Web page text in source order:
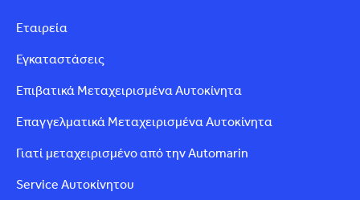
Εταιρεία
Εγκαταστάσεις
Επιβατικά Μεταχειρισμένα Αυτοκίνητα
Επαγγελματικά Μεταχειρισμένα Αυτοκίνητα
Γιατί μεταχειρισμένο από την Automarin
Service Αυτοκίνητου